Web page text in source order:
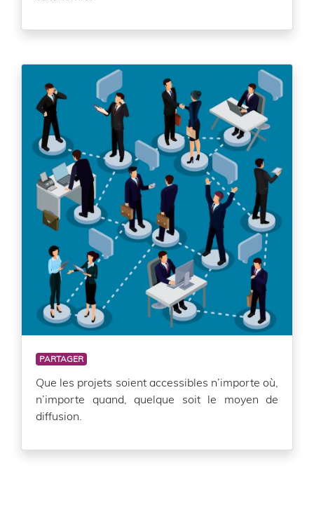
PARTAGER
Que les projets soient accessibles n’importe où,
n’importe quand, quelque soit le moyen de
diffusion.